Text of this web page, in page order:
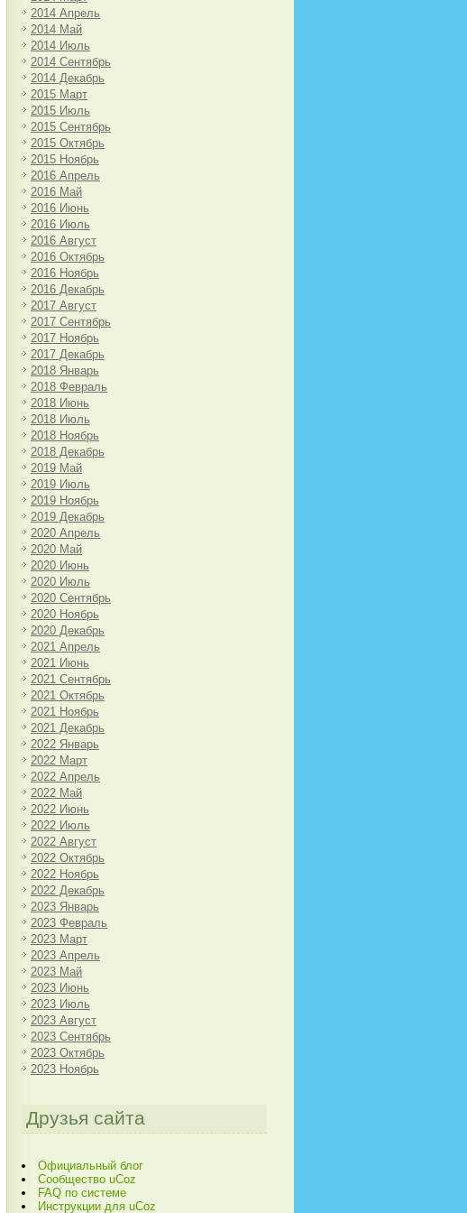
2014 Апрель
2014 Май
2014 Июль
2014 Сентябрь
2014 Декабрь
2015 Март
2015 Июль
2015 Сентябрь
2015 Октябрь
2015 Ноябрь
2016 Апрель
2016 Май
2016 Июнь
2016 Июль
2016 Август
2016 Октябрь
2016 Ноябрь
2016 Декабрь
2017 Август
2017 Сентябрь
2017 Ноябрь
2017 Декабрь
2018 Январь
2018 Февраль
2018 Июнь
2018 Июль
2018 Ноябрь
2018 Декабрь
2019 Май
2019 Июль
2019 Ноябрь
2019 Декабрь
2020 Апрель
2020 Май
2020 Июнь
2020 Июль
2020 Сентябрь
2020 Ноябрь
2020 Декабрь
2021 Апрель
2021 Июнь
2021 Сентябрь
2021 Октябрь
2021 Ноябрь
2021 Декабрь
2022 Январь
2022 Март
2022 Апрель
2022 Май
2022 Июнь
2022 Июль
2022 Август
2022 Октябрь
2022 Ноябрь
2022 Декабрь
2023 Январь
2023 Февраль
2023 Март
2023 Апрель
2023 Май
2023 Июнь
2023 Июль
2023 Август
2023 Сентябрь
2023 Октябрь
2023 Ноябрь
Друзья сайта
Официальный блог
Сообщество uCoz
FAQ по системе
Инструкции для uCoz